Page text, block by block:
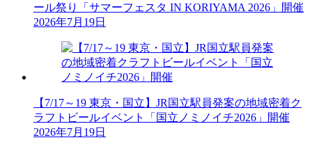
ール祭り「サマーフェスタ IN KORIYAMA 2026」開催
2026年7月19日
【7/17～19 東京・国立】JR国立駅員発案の地域密着ク
ラフトビールイベント「国立ノミノイチ2026」開催
2026年7月19日